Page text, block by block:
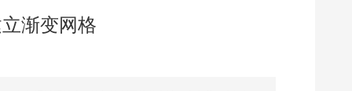
渐变网格